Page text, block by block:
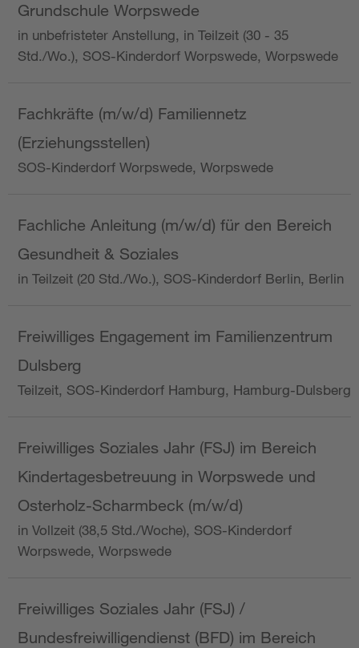
Grundschule Worpswede
in unbefristeter Anstellung, in Teilzeit (30 - 35
Std./Wo.), SOS-Kinderdorf Worpswede, Worpswede
Fachkräfte (m/w/d) Familiennetz
(Erziehungsstellen)
SOS-Kinderdorf Worpswede, Worpswede
Fachliche Anleitung (m/w/d) für den Bereich
Gesundheit & Soziales
in Teilzeit (20 Std./Wo.), SOS-Kinderdorf Berlin, Berlin
Freiwilliges Engagement im Familienzentrum
Dulsberg
Teilzeit, SOS-Kinderdorf Hamburg, Hamburg-Dulsberg
Freiwilliges Soziales Jahr (FSJ) im Bereich
Kindertagesbetreuung in Worpswede und
Osterholz-Scharmbeck (m/w/d)
in Vollzeit (38,5 Std./Woche), SOS-Kinderdorf
Worpswede, Worpswede
Freiwilliges Soziales Jahr (FSJ) /
Bundesfreiwilligendienst (BFD) im Bereich